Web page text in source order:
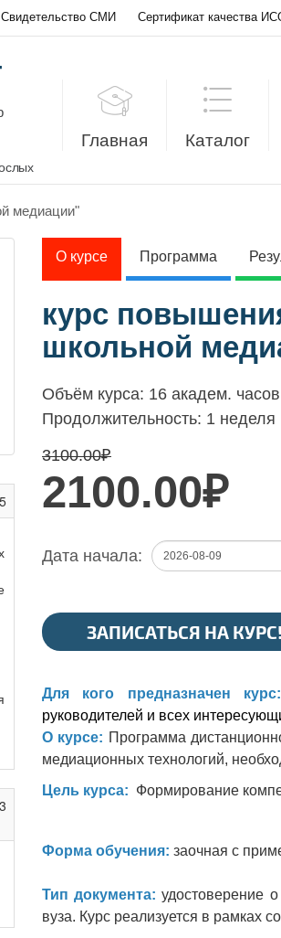
Свидетельство СМИ Сертификат качества
Главная Каталог
медиации"
О курсе Программа
курс
школьной
Объём курса: 16 академ. часов
Продолжительность: 1 неделя
3100.00₽
2100.00₽
Дата начала:
ЗАПИСАТЬСЯ НА КУРС!
Для кого предназначен курс:
руководителей и всех
О курсе: Программа
медиационных технологий,
Цель курса: Формирование
Форма обучения: заочная с
Тип документа:удостоверение
вуза. Курс реализуется в рамках